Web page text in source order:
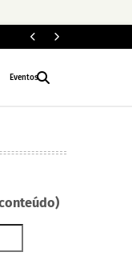
Eventos